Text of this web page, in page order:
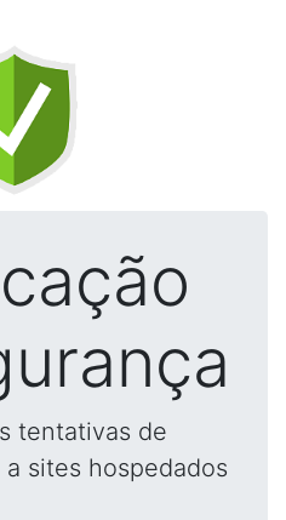
tentativas de
sites hospedados